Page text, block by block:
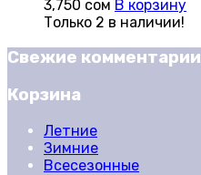
3,750 сом В корзину
Только 2 в наличии!
Свежие комментарии
Корзина
Летние
Зимние
Всесезонные